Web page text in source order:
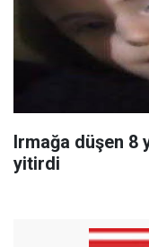
Irmağa düşen 8
yitirdi